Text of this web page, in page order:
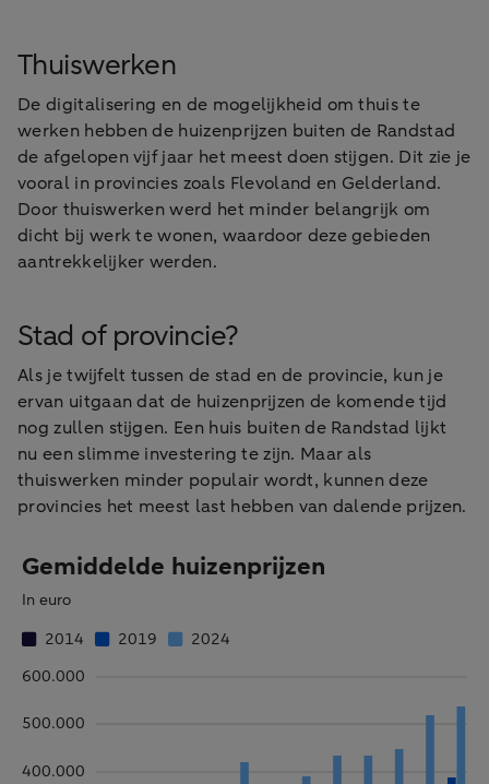
Thuiswerken
De digitalisering en de mogelijkheid om thuis te
werken hebben de huizenprijzen buiten de Randstad
de afgelopen vijf jaar het meest doen stijgen. Dit zie je
vooral in provincies zoals Flevoland en Gelderland.
Door thuiswerken werd het minder belangrijk om
dicht bij werk te wonen, waardoor deze gebieden
aantrekkelijker werden.
Stad of provincie?
Als je twijfelt tussen de stad en de provincie, kun je
ervan uitgaan dat de huizenprijzen de komende tijd
nog zullen stijgen. Een huis buiten de Randstad lijkt
nu een slimme investering te zijn. Maar als
thuiswerken minder populair wordt, kunnen deze
provincies het meest last hebben van dalende prijzen.